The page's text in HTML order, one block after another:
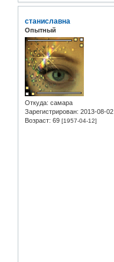
станиславна
Опытный
Откуда: самара
Зарегистрирован: 2013-08-02
Возраст: 69 [1957-04-12]